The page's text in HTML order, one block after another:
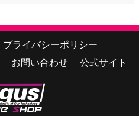
プライバシーポリシー
お問い合わせ 公式サイト